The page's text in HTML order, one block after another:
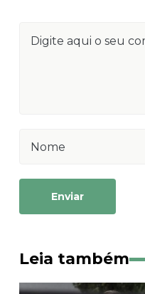
Enviar
Leia também